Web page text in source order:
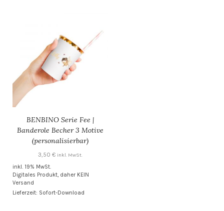
BENBINO Serie Fee |
Banderole Becher 3 Motive
(personalisierbar)
3,50€ inkl. MwSt.
inkl. 19% MwSt.
Digitales Produkt, daher KEIN
Versand
Lieferzeit: Sofort-Download